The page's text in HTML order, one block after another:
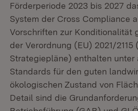
Förderperiode 2023 bis 2027
System der Cross Compliance
Vorschriften zur Konditionalität
der Verordnung (EU) 2021/2115
Strategiepläne) enthalten unter
Standards für den guten
ökologischen Zustand von
Detail sind die